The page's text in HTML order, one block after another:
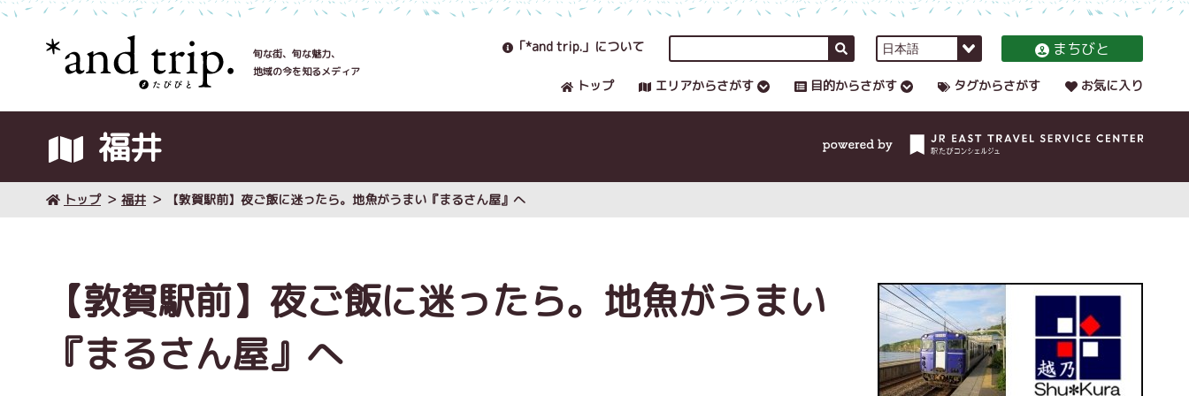
旬な街、旬な魅力、
地域の今を知るメディア
「*and trip.」について まちびと
トップ エリアからさがす 目的からさがす タグからさがす お気に入り
福井
トップ 福井 【敦賀駅前】夜ご飯に迷ったら。地魚がうまい『まるさん屋』へ
【敦賀駅前】夜ご飯に迷ったら。地魚がうまい
『まるさん屋』へ